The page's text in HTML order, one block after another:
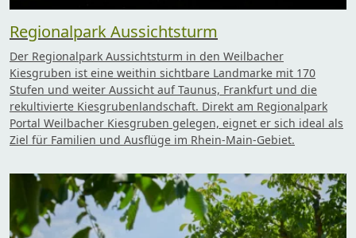
Regionalpark Aussichtsturm
Der Regionalpark Aussichtsturm in den Weilbacher
Kiesgruben ist eine weithin sichtbare Landmarke mit 170
Stufen und weiter Aussicht auf Taunus, Frankfurt und die
rekultivierte Kiesgrubenlandschaft. Direkt am Regionalpark
Portal Weilbacher Kiesgruben gelegen, eignet er sich ideal als
Ziel für Familien und Ausflüge im Rhein-Main-Gebiet.